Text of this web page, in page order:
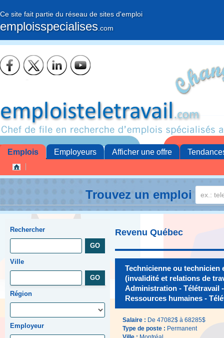
Ce site fait partie du réseau de sites d'emploi
emploisspecialises .com
Emplois Employeurs Afficher une offre
Trouvez un emploi
Rechercher
Ville
Région
Employeur
Revenu Québec
Technicienne ou
(invalidité et relations de
Administration - Télétravail
Ressources humaines -
Salaire : De 47082$ à 68285$
Type de poste : Permanent